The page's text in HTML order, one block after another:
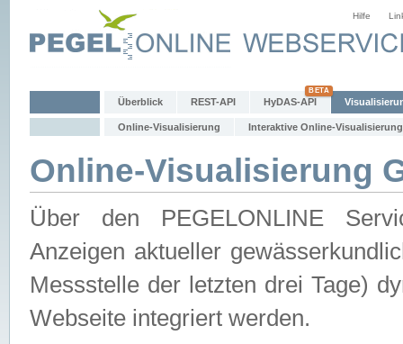
Hilfe
Überblick REST-API HyDAS-API
Online-Visualisierung Interaktive Online-Visualisierung
Online-Visualisierung
Über den PEGELONLINE
Anzeigen aktueller
Messstelle der letzten drei Tage)
Webseite integriert werden.